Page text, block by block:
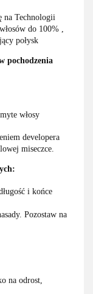
na Technologii
do 100% ,
połysk
pochodzenia
włosy
developera
miseczce.
i końce
Pozostaw na
na odrost,